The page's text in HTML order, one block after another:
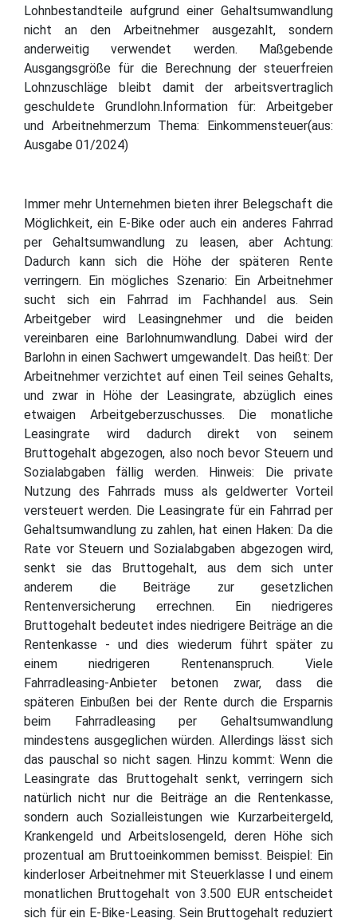
Lohnbestandteile aufgrund einer Gehaltsumwandlung
nicht an den Arbeitnehmer ausgezahlt, sondern
anderweitig verwendet werden. Maßgebende
Ausgangsgröße für die Berechnung der steuerfreien
Lohnzuschläge bleibt damit der arbeitsvertraglich
geschuldete Grundlohn.Information für: Arbeitgeber
und Arbeitnehmerzum Thema: Einkommensteuer(aus:
Ausgabe 01/2024)
Immer mehr Unternehmen bieten ihrer Belegschaft die
Möglichkeit, ein E-Bike oder auch ein anderes Fahrrad
per Gehaltsumwandlung zu leasen, aber Achtung:
Dadurch kann sich die Höhe der späteren Rente
verringern. Ein mögliches Szenario: Ein Arbeitnehmer
sucht sich ein Fahrrad im Fachhandel aus. Sein
Arbeitgeber wird Leasingnehmer und die beiden
vereinbaren eine Barlohnumwandlung. Dabei wird der
Barlohn in einen Sachwert umgewandelt. Das heißt: Der
Arbeitnehmer verzichtet auf einen Teil seines Gehalts,
und zwar in Höhe der Leasingrate, abzüglich eines
etwaigen Arbeitgeberzuschusses. Die monatliche
Leasingrate wird dadurch direkt von seinem
Bruttogehalt abgezogen, also noch bevor Steuern und
Sozialabgaben fällig werden. Hinweis: Die private
Nutzung des Fahrrads muss als geldwerter Vorteil
versteuert werden. Die Leasingrate für ein Fahrrad per
Gehaltsumwandlung zu zahlen, hat einen Haken: Da die
Rate vor Steuern und Sozialabgaben abgezogen wird,
senkt sie das Bruttogehalt, aus dem sich unter
anderem die Beiträge zur gesetzlichen
Rentenversicherung errechnen. Ein niedrigeres
Bruttogehalt bedeutet indes niedrigere Beiträge an die
Rentenkasse - und dies wiederum führt später zu
einem niedrigeren Rentenanspruch. Viele
Fahrradleasing-Anbieter betonen zwar, dass die
späteren Einbußen bei der Rente durch die Ersparnis
beim Fahrradleasing per Gehaltsumwandlung
mindestens ausgeglichen würden. Allerdings lässt sich
das pauschal so nicht sagen. Hinzu kommt: Wenn die
Leasingrate das Bruttogehalt senkt, verringern sich
natürlich nicht nur die Beiträge an die Rentenkasse,
sondern auch Sozialleistungen wie Kurzarbeitergeld,
Krankengeld und Arbeitslosengeld, deren Höhe sich
prozentual am Bruttoeinkommen bemisst. Beispiel: Ein
kinderloser Arbeitnehmer mit Steuerklasse I und einem
monatlichen Bruttogehalt von 3.500 EUR entscheidet
sich für ein E-Bike-Leasing. Sein Bruttogehalt reduziert